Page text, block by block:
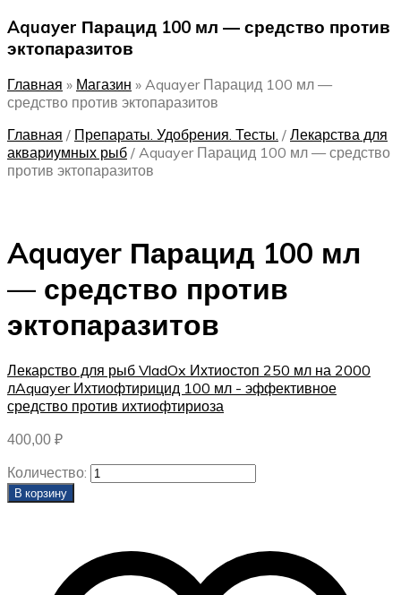
Aquayer Парацид 100 мл — средство против
эктопаразитов
Главная » Магазин » Aquayer Парацид 100 мл —
средство против эктопаразитов
Главная / Препараты. Удобрения. Тесты. / Лекарства для
аквариумных рыб / Aquayer Парацид 100 мл — средство
против эктопаразитов
Aquayer Парацид 100 мл
— средство против
эктопаразитов
Лекарство для рыб VladOx Ихтиостоп 250 мл на 2000
лAquayer Ихтиофтирицид 100 мл - эффективное
средство против ихтиофтириоза
400,00 ₽
Количество:
В корзину